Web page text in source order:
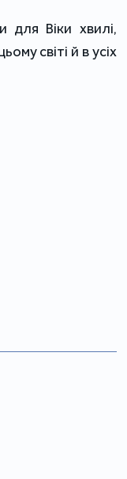
для Віки хвилі,
світі й в усіх